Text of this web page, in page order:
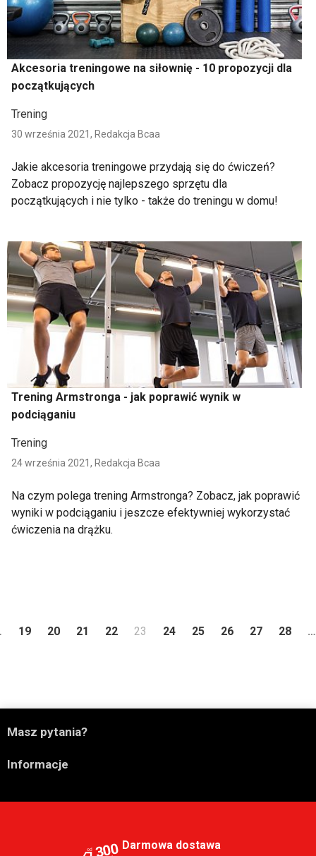
Akcesoria treningowe na siłownię - 10 propozycji dla
początkujących
Trening
30 września 2021, Redakcja Bcaa
Jakie akcesoria treningowe przydają się do ćwiczeń?
Zobacz propozycję najlepszego sprzętu dla
początkujących i nie tylko - także do treningu w domu!
Trening Armstronga - jak poprawić wynik w
podciąganiu
Trening
24 września 2021, Redakcja Bcaa
Na czym polega trening Armstronga? Zobacz, jak poprawić
wyniki w podciąganiu i jeszcze efektywniej wykorzystać
ćwiczenia na drążku.
19 20 21 22 23 24 25 26 27 28 …
Masz pytania?
Informacje
300 Darmowa dostawa